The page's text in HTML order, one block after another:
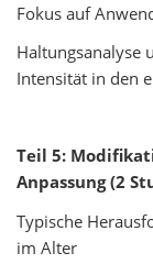
Fokus auf
Haltungsanalyse
Intensität in den
Teil 5:
Anpassung (2
Typische
im Alter